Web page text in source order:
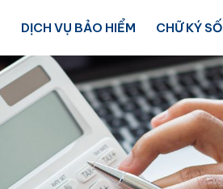
DỊCH VỤ BẢO HIỂM CHỮ KÝ SỐ